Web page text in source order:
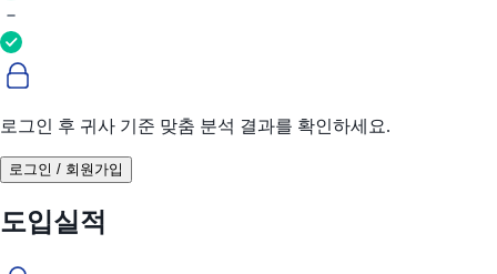
로그인 후 귀사 기준 맞춤 분석 결과를 확인하세요.
로그인 / 회원가입
도입실적